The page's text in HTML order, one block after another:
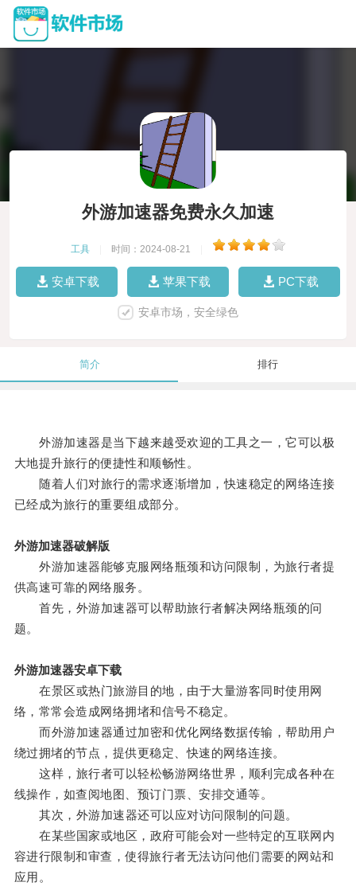
外游加速器免费永久加速
工具 时间：2024-08-21
安卓下载 苹果下载 PC下载
安卓市场，安全绿色
简介 排行
外游加速器是当下越来越受欢迎的工具之一，它可以极
大地提升旅行的便捷性和顺畅性。
随着人们对旅行的需求逐渐增加，快速稳定的网络连接
已经成为旅行的重要组成部分。
外游加速器破解版
外游加速器能够克服网络瓶颈和访问限制，为旅行者提
供高速可靠的网络服务。
首先，外游加速器可以帮助旅行者解决网络瓶颈的问
题。
外游加速器安卓下载
在景区或热门旅游目的地，由于大量游客同时使用网
络，常常会造成网络拥堵和信号不稳定。
而外游加速器通过加密和优化网络数据传输，帮助用户
绕过拥堵的节点，提供更稳定、快速的网络连接。
这样，旅行者可以轻松畅游网络世界，顺利完成各种在
线操作，如查阅地图、预订门票、安排交通等。
其次，外游加速器还可以应对访问限制的问题。
在某些国家或地区，政府可能会对一些特定的互联网内
容进行限制和审查，使得旅行者无法访问他们需要的网站和
应用。